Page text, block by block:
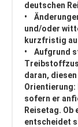
deutschen
•
und/oder
kurzfristig
• Aufgrund
daran,
Orientierung:
sofern er
Reisetag.
entscheidet